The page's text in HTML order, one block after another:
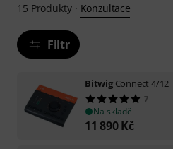
15 Produkty· Konzultace
Filtr
Bitwig Connect 4/12
7
Na skladě
11 890 Kč